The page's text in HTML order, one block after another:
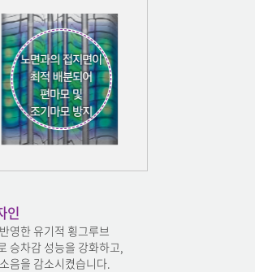
인
영한 유기적 횡그루브
승차감 성능을 강화하고,
음을 감소시켰습니다.